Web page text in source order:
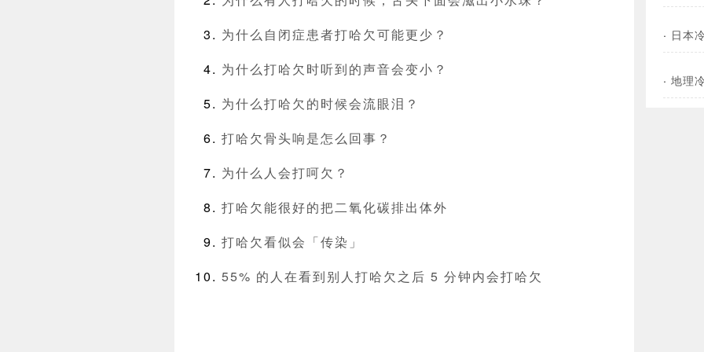
为什么自闭症患者打哈欠可能更少？
为什么打哈欠时听到的声音会变小？
为什么打哈欠的时候会流眼泪？
打哈欠骨头响是怎么回事？
为什么人会打呵欠？
打哈欠能很好的把二氧化碳排出体外
打哈欠看似会「传染」
55% 的人在看到别人打哈欠之后 5 分钟内会打哈欠
· 日本
· 地理